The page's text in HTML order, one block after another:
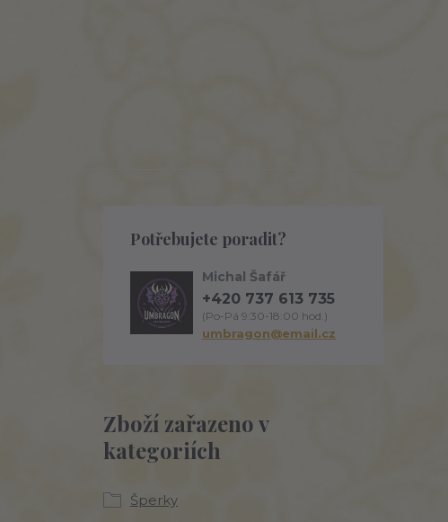
Zboží zařazeno v
kategoriích
Šperky
Potřebujete poradit?
Michal Šafář
+420 737 613 735
(Po-Pá 9:30-18:00 hod.)
umbragon@email.cz